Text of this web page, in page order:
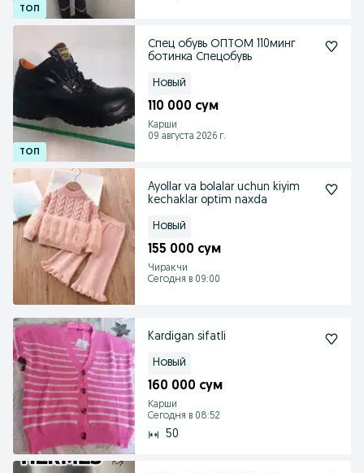
Спец обувь ОПТОМ 110минг
ботинка Спецобувь
Новый
110 000 сум
Карши
09 августа 2026 г.
Ayollar va bolalar uchun kiyim
kechaklar optim naxda
Новый
155 000 сум
Чиракчи
Сегодня в 09:00
Kardigan sifatli
Новый
160 000 сум
Карши
Сегодня в 08:52
50